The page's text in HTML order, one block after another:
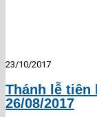
23/10/2017
Thánh lễ tiên
26/08/2017